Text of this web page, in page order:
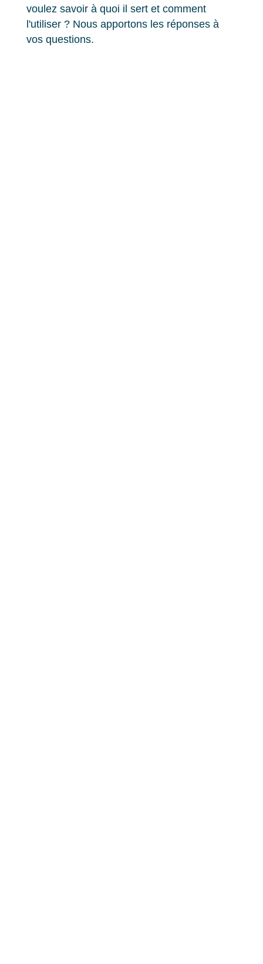
voulez savoir à quoi il sert et comment
l'utiliser ? Nous apportons les réponses à
vos questions.